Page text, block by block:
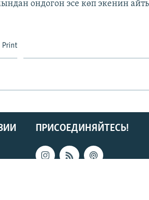
ондогон эсе көп экенин
Print
ПРИСОЕДИНЯЙТЕСЬ!